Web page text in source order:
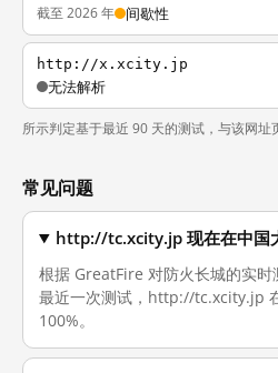
截至 2026 年 间歇性
http://x.xcity.jp
无法解析
所示判定基于最近 90 天的测试，与该网址
常见问题
http://tc.xcity.jp 现在在中国
根据 GreatFire 对防火长城的实
最近一次测试，http://tc.xcity.jp
100%。